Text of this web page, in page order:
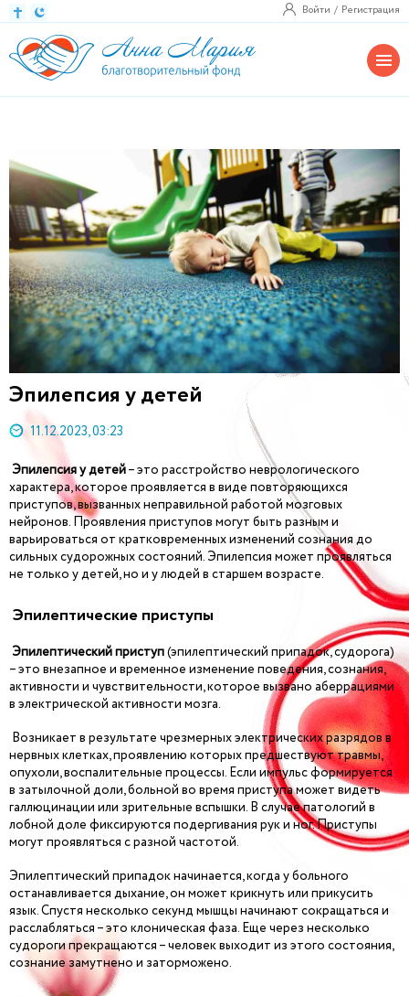
Войти Регистрация
Эпилепсия у детей
11.12.2023, 03:23
Эпилепсия у детей– это расстройство неврологического
характера, которое проявляется в виде повторяющихся
приступов, вызванных неправильной работой мозговых
нейронов. Проявления приступов могут быть разным и
варьироваться от кратковременных изменений сознания до
сильных судорожных состояний. Эпилепсия может проявляться
не только у детей, но и у людей в старшем возрасте.
Эпилептические приступы
Эпилептический приступ(эпилептический припадок, судорога)
– это внезапное и временное изменение поведения, сознания,
активности и чувствительности, которое вызвано аберрациями
в электрической активности мозга.
Возникает в результате чрезмерных электрических разрядов в
нервных клетках, проявлению которых предшествуют травмы,
опухоли, воспалительные процессы. Если импульс формируется
в затылочной доли, больной во время приступа может видеть
галлюцинации или зрительные вспышки. В случае патологий в
лобной доле фиксируются подергивания рук и ног. Приступы
могут проявляться с разной частотой.
Эпилептический припадок начинается, когда у больного
останавливается дыхание, он может крикнуть или прикусить
язык. Спустя несколько секунд мышцы начинают сокращаться и
расслабляться – это клоническая фаза. Еще через несколько
судороги прекращаются – человек выходит из этого состояния,
сознание замутнено и заторможено.